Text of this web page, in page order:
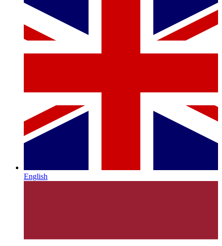
English